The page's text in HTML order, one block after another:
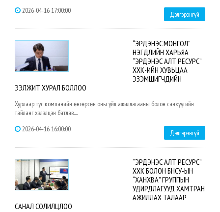
2026-04-16 17:00:00
Дэлгэрэнгүй
“ЭРДЭНЭC МОНГОЛ”
НЭГДЛИЙН ХАРЬЯА
“ЭРДЭНЭС АЛТ РЕСУРС”
ХХК-ИЙН ХУВЬЦАА
ЭЗЭМШИГЧДИЙН
ЭЭЛЖИТ ХУРАЛ БОЛЛОО
Хурлаар тус компанийн өнгөрсөн оны үйл ажиллагааны болон санхүүгийн
тайланг хэлэлцэн батлав....
2026-04-16 16:00:00
Дэлгэрэнгүй
“ЭРДЭНЭС АЛТ РЕСУРС”
ХХК БОЛОН БНСУ-ЫН
“ХАНХВА” ГРУППЫН
УДИРДЛАГУУД ХАМТРАН
АЖИЛЛАХ ТАЛААР
САНАЛ СОЛИЛЦЛОО